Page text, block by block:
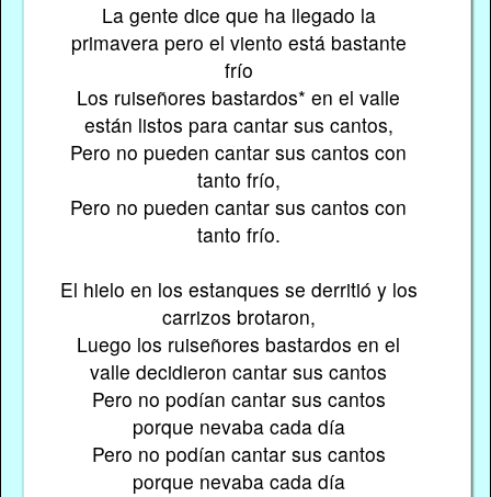
La gente dice que ha llegado la
primavera pero el viento está bastante
frío
Los ruiseñores bastardos* en el valle
están listos para cantar sus cantos,
Pero no pueden cantar sus cantos con
tanto frío,
Pero no pueden cantar sus cantos con
tanto frío.
El hielo en los estanques se derritió y los
carrizos brotaron,
Luego los ruiseñores bastardos en el
valle decidieron cantar sus cantos
Pero no podían cantar sus cantos
porque nevaba cada día
Pero no podían cantar sus cantos
porque nevaba cada día